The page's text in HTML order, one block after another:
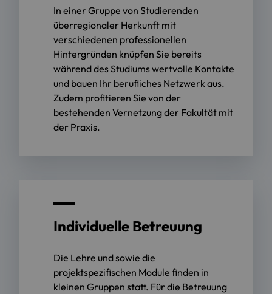
In einer Gruppe von Studierenden
überregionaler Herkunft mit
verschiedenen professionellen
Hintergründen knüpfen Sie bereits
während des Studiums wertvolle Kontakte
und bauen Ihr berufliches Netzwerk aus.
Zudem profitieren Sie von der
bestehenden Vernetzung der Fakultät mit
der Praxis.
Individuelle Betreuung
Die Lehre und sowie die
projektspezifischen Module finden in
kleinen Gruppen statt. Für die Betreuung